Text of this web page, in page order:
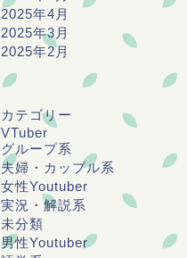
2025年4月
2025年3月
2025年2月
カテゴリー
VTuber
グループ系
夫婦・カップル系
女性Youtuber
実況・解説系
未分類
男性Youtuber